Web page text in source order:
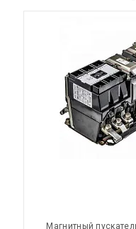
Магнитный